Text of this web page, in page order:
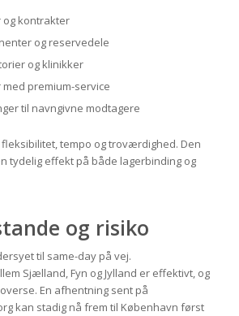
og kontrakter
og reservedele
og klinikker
premium-service
til navngivne modtagere
tempo og troværdighed. Den
tydelig effekt på både lagerbinding og
og risiko
til same-day på vej.
Sjælland, Fyn og Jylland er effektivt, og
En afhentning sent på
kan stadig nå frem til København først